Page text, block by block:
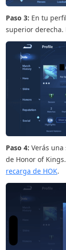
Paso 3: En tu
superior derecha.
Paso 4: Verás
de Honor of
recarga de HOK.